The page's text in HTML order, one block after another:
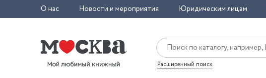
О нас Новости и мероприятия Юридическим лицам
Расширенный поиск